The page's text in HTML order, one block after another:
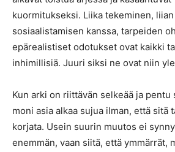
kuormitukseksi. Liika tekeminen,
sosiaalistamisen kanssa, tarpeiden
epärealistiset odotukset ovat kaikki
inhimillisiä. Juuri siksi ne ovat niin
Kun arki on riittävän selkeää ja pentu
moni asia alkaa sujua ilman, että sitä
korjata. Usein suurin muutos ei
enemmän, vaan siitä, että ymmärrät,